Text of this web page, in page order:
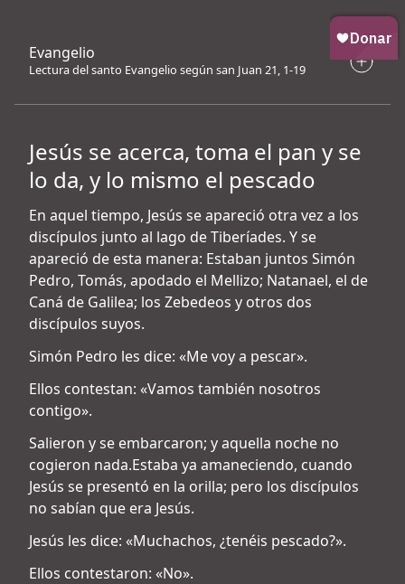
Evangelio
Lectura del santo Evangelio según san Juan 21, 1-19
Jesús se acerca, toma el pan y se
lo da, y lo mismo el pescado
En aquel tiempo, Jesús se apareció otra vez a los
discípulos junto al lago de Tiberíades. Y se
apareció de esta manera: Estaban juntos Simón
Pedro, Tomás, apodado el Mellizo; Natanael, el de
Caná de Galilea; los Zebedeos y otros dos
discípulos suyos.
Simón Pedro les dice: «Me voy a pescar».
Ellos contestan: «Vamos también nosotros
contigo».
Salieron y se embarcaron; y aquella noche no
cogieron nada.Estaba ya amaneciendo, cuando
Jesús se presentó en la orilla; pero los discípulos
no sabían que era Jesús.
Jesús les dice: «Muchachos, ¿tenéis pescado?».
Ellos contestaron: «No».